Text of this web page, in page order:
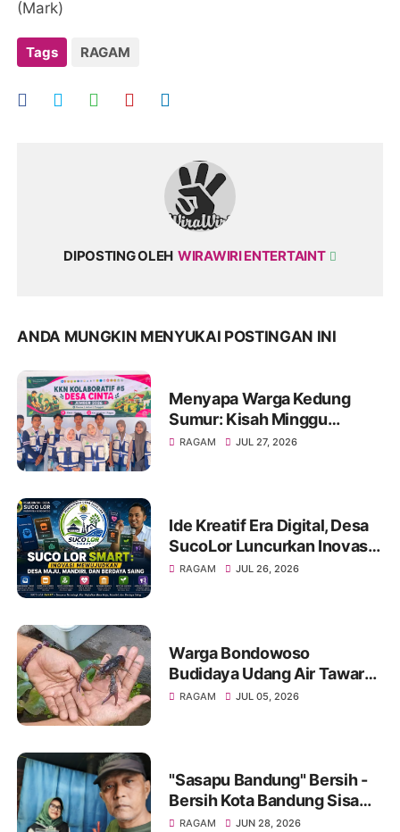
(Mark)
Tags RAGAM
DIPOSTING OLEH WIRAWIRI ENTERTAINT
ANDA MUNGKIN MENYUKAI POSTINGAN INI
Menyapa Warga Kedung
Sumur: Kisah Minggu
Pertama KKN Desa Bagon
RAGAM JUL 27, 2026
Ide Kreatif Era Digital, Desa
SucoLor Luncurkan Inovasi
"SUCOLOR SMART"
RAGAM JUL 26, 2026
Warga Bondowoso
Budidaya Udang Air Tawar
Hasilkan Cuan Yang Luar
RAGAM JUL 05, 2026
"Sasapu Bandung" Bersih -
Bersih Kota Bandung Sisa
Bongkaran Bangunan Liar
RAGAM JUN 28, 2026